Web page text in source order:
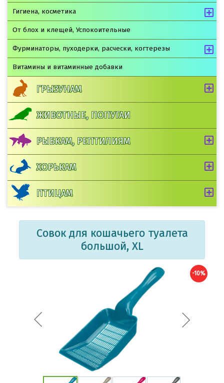
Гигиена, косметика
От блох и клещей, Успокоительные
Фурминаторы, пуходерки, расчески, когтерезы
Витамины и витаминные добавки
ГРЫЗУНАМ
ЖИВОТНЫЕ, ПОПУГАИ
РЫБКАМ, РЕПТИЛИЯМ
ХОРЬКАМ
ПТИЦАМ
Совок для кошачьего туалета
большой, XL
-10%